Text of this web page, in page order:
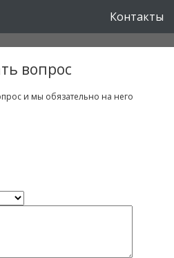
Контакты
вопрос
и мы обязательно на него